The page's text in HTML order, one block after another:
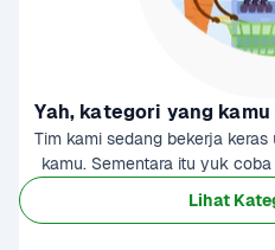
Yah, kategori yang
Tim kami sedang bekerja
kamu. Sementara itu yuk
Lihat